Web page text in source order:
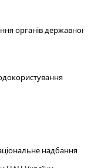
органів державної
надбання